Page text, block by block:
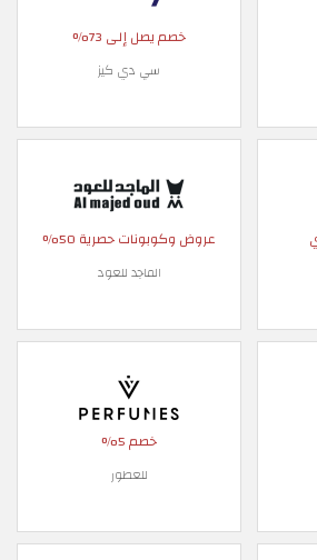
خصم يصل إلى 73%
سي دي كيز
عروض وكوبونات حصرية 50%
الماجد للعود
خصم 5%
للعطور